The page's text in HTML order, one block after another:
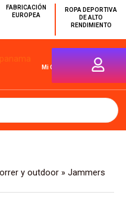
FABRICACIÓN
EUROPEA
ROPA DEPORTIVA
DE ALTO
RENDIMIENTO
Mi Cuenta
y outdoor Jammers